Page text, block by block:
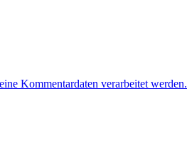
Kommentardaten verarbeitet werden.